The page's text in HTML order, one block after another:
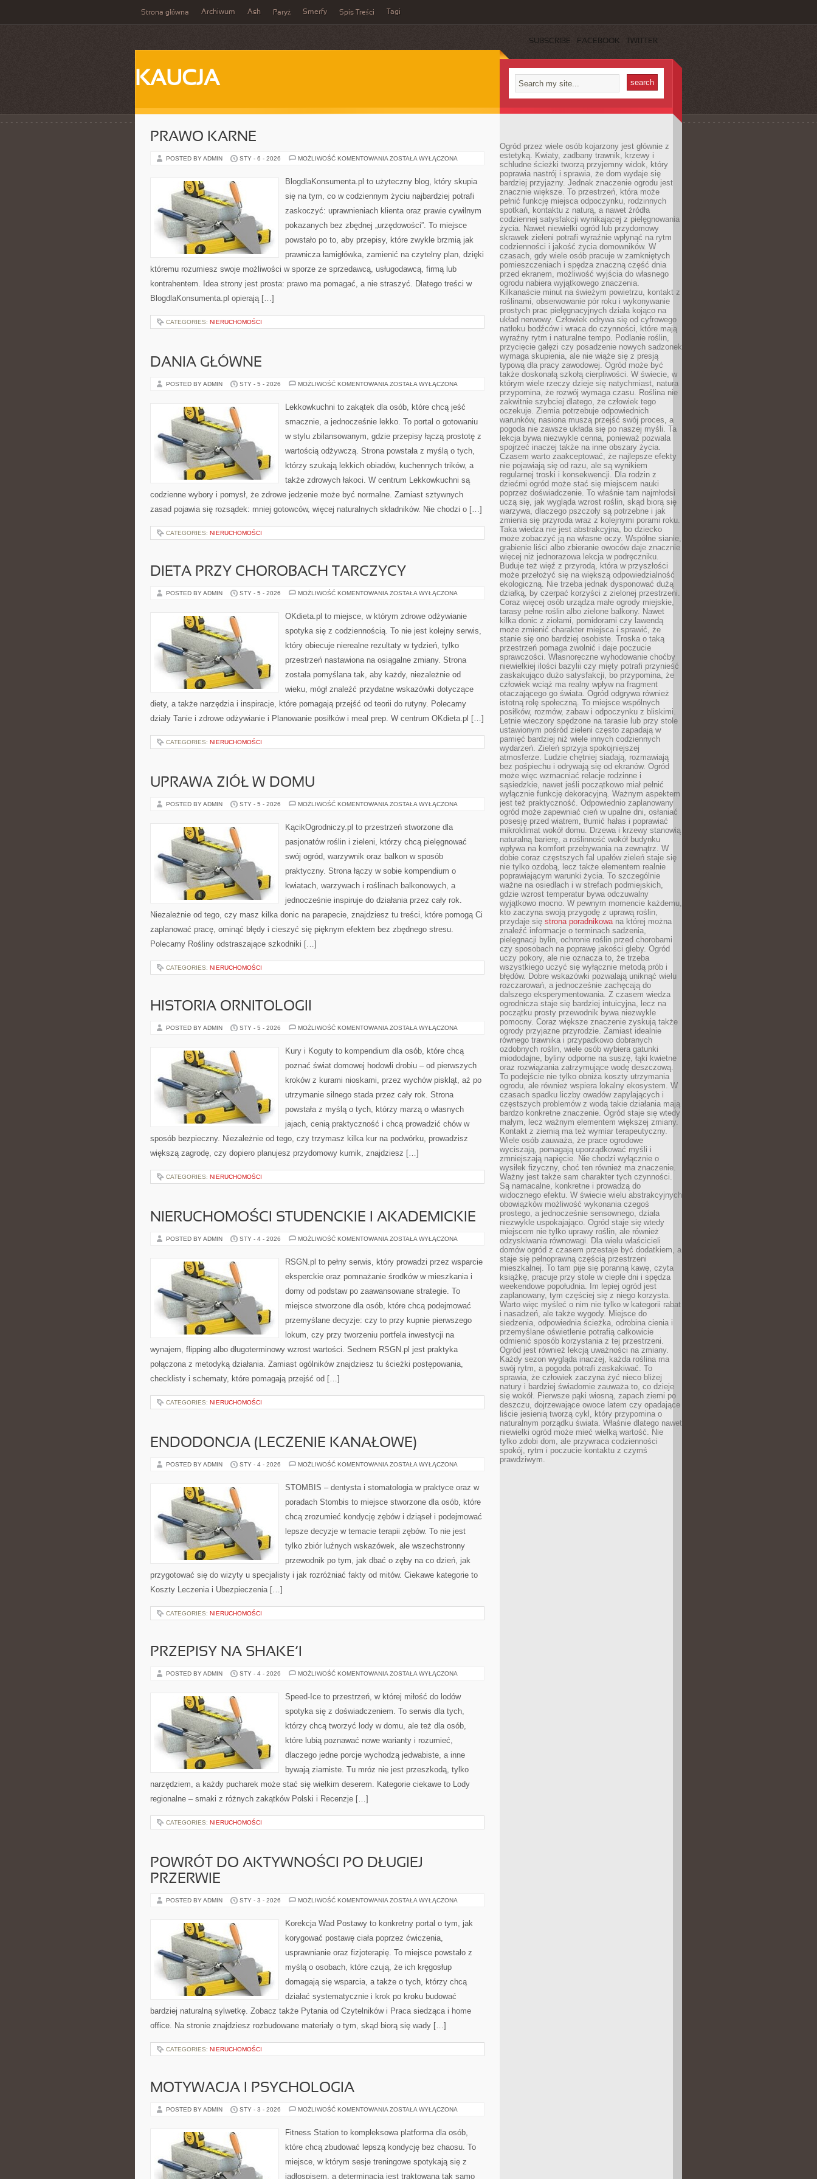
Strona główna Archiwum Ash Paryż Smerfy Spis Treści Tagi
SUBSCRIBE FACEBOOK TWITTER
KAUCJA
PRAWO KARNE
POSTED BY ADMIN STY - 6 - 2026 MOŻLIWOŚĆ KOMENTOWANIA PRAWO
ZOSTAŁA WYŁĄCZONA
BlogdlaKonsumenta.pl to użyteczny blog, który skupia
się na tym, co w codziennym życiu najbardziej potrafi
zaskoczyć: uprawnieniach klienta oraz prawie cywilnym
pokazanych bez zbędnej „urzędowości”. To miejsce
powstało po to, aby przepisy, które zwykle brzmią jak
prawnicza łamigłówka, zamienić na czytelny plan, dzięki
któremu rozumiesz swoje możliwości w sporze ze sprzedawcą, usługodawcą, firmą lub
kontrahentem. Idea strony jest prosta: prawo ma pomagać, a nie straszyć. Dlatego treści w
BlogdlaKonsumenta.pl opierają […]
CATEGORIES: NIERUCHOMOŚCI
DANIA GŁÓWNE
POSTED BY ADMIN STY - 5 - 2026 MOŻLIWOŚĆ KOMENTOWANIA DANIA
ZOSTAŁA WYŁĄCZONA
Lekkowkuchni to zakątek dla osób, które chcą jeść
smacznie, a jednocześnie lekko. To portal o gotowaniu
w stylu zbilansowanym, gdzie przepisy łączą prostotę z
wartością odżywczą. Strona powstała z myślą o tych,
którzy szukają lekkich obiadów, kuchennych trików, a
także zdrowych łakoci. W centrum Lekkowkuchni są
codzienne wybory i pomysł, że zdrowe jedzenie może być normalne. Zamiast sztywnych
zasad pojawia się rozsądek: mniej gotowców, więcej naturalnych składników. Nie chodzi o […]
CATEGORIES: NIERUCHOMOŚCI
DIETA PRZY CHOROBACH TARCZYCY
POSTED BY ADMIN STY - 5 - 2026 MOŻLIWOŚĆ KOMENTOWANIA DIETA
TARCZYCY
ZOSTAŁA WYŁĄCZONA
OKdieta.pl to miejsce, w którym zdrowe odżywianie
spotyka się z codziennością. To nie jest kolejny serwis,
który obiecuje nierealne rezultaty w tydzień, tylko
przestrzeń nastawiona na osiągalne zmiany. Strona
została pomyślana tak, aby każdy, niezależnie od
wieku, mógł znaleźć przydatne wskazówki dotyczące
diety, a także narzędzia i inspiracje, które pomagają przejść od teorii do rutyny. Polecamy
działy Tanie i zdrowe odżywianie i Planowanie posiłków i meal prep. W centrum OKdieta.pl […]
CATEGORIES: NIERUCHOMOŚCI
UPRAWA ZIÓŁ W DOMU
POSTED BY ADMIN STY - 5 - 2026 MOŻLIWOŚĆ KOMENTOWANIA UPRAWA
DOMU
ZOSTAŁA WYŁĄCZONA
KącikOgrodniczy.pl to przestrzeń stworzone dla
pasjonatów roślin i zieleni, którzy chcą pielęgnować
swój ogród, warzywnik oraz balkon w sposób
praktyczny. Strona łączy w sobie kompendium o
kwiatach, warzywach i roślinach balkonowych, a
jednocześnie inspiruje do działania przez cały rok.
Niezależnie od tego, czy masz kilka donic na parapecie, znajdziesz tu treści, które pomogą Ci
zaplanować pracę, ominąć błędy i cieszyć się pięknym efektem bez zbędnego stresu.
Polecamy Rośliny odstraszające szkodniki […]
CATEGORIES: NIERUCHOMOŚCI
HISTORIA ORNITOLOGII
POSTED BY ADMIN STY - 5 - 2026 MOŻLIWOŚĆ KOMENTOWANIA HISTORIA
ZOSTAŁA WYŁĄCZONA
Kury i Koguty to kompendium dla osób, które chcą
poznać świat domowej hodowli drobiu – od pierwszych
kroków z kurami nioskami, przez wychów piskląt, aż po
utrzymanie silnego stada przez cały rok. Strona
powstała z myślą o tych, którzy marzą o własnych
jajach, cenią praktyczność i chcą prowadzić chów w
sposób bezpieczny. Niezależnie od tego, czy trzymasz kilka kur na podwórku, prowadzisz
większą zagrodę, czy dopiero planujesz przydomowy kurnik, znajdziesz […]
CATEGORIES: NIERUCHOMOŚCI
NIERUCHOMOŚCI STUDENCKIE I AKADEMICKIE
POSTED BY ADMIN STY - 4 - 2026 MOŻLIWOŚĆ KOMENTOWANIA NIERUCHOMOŚCI
AKADEMICKIE
ZOSTAŁA WYŁĄCZONA
RSGN.pl to pełny serwis, który prowadzi przez wsparcie
eksperckie oraz pomnażanie środków w mieszkania i
domy od podstaw po zaawansowane strategie. To
miejsce stworzone dla osób, które chcą podejmować
przemyślane decyzje: czy to przy kupnie pierwszego
lokum, czy przy tworzeniu portfela inwestycji na
wynajem, flipping albo długoterminowy wzrost wartości. Sednem RSGN.pl jest praktyka
połączona z metodyką działania. Zamiast ogólników znajdziesz tu ścieżki postępowania,
checklisty i schematy, które pomagają przejść od […]
CATEGORIES: NIERUCHOMOŚCI
ENDODONCJA (LECZENIE KANAŁOWE)
POSTED BY ADMIN STY - 4 - 2026 MOŻLIWOŚĆ KOMENTOWANIA ENDODONCJA
ZOSTAŁA WYŁĄCZONA
STOMBIS – dentysta i stomatologia w praktyce oraz w
poradach Stombis to miejsce stworzone dla osób, które
chcą zrozumieć kondycję zębów i dziąseł i podejmować
lepsze decyzje w temacie terapii zębów. To nie jest
tylko zbiór luźnych wskazówek, ale wszechstronny
przewodnik po tym, jak dbać o zęby na co dzień, jak
przygotować się do wizyty u specjalisty i jak rozróżniać fakty od mitów. Ciekawe kategorie to
Koszty Leczenia i Ubezpieczenia […]
CATEGORIES: NIERUCHOMOŚCI
PRZEPISY NA SHAKE’I
POSTED BY ADMIN STY - 4 - 2026 MOŻLIWOŚĆ KOMENTOWANIA PRZEPISY
ZOSTAŁA WYŁĄCZONA
Speed-Ice to przestrzeń, w której miłość do lodów
spotyka się z doświadczeniem. To serwis dla tych,
którzy chcą tworzyć lody w domu, ale też dla osób,
które lubią poznawać nowe warianty i rozumieć,
dlaczego jedne porcje wychodzą jedwabiste, a inne
bywają ziarniste. Tu mróz nie jest przeszkodą, tylko
narzędziem, a każdy pucharek może stać się wielkim deserem. Kategorie ciekawe to Lody
regionalne – smaki z różnych zakątków Polski i Recenzje […]
CATEGORIES: NIERUCHOMOŚCI
POWRÓT DO AKTYWNOŚCI PO DŁUGIEJ
PRZERWIE
POSTED BY ADMIN STY - 3 - 2026 MOŻLIWOŚĆ KOMENTOWANIA POWRÓT
PO
DŁUGIEJ
ZOSTAŁA WYŁĄCZONA
Korekcja Wad Postawy to konkretny portal o tym, jak
korygować postawę ciała poprzez ćwiczenia,
usprawnianie oraz fizjoterapię. To miejsce powstało z
myślą o osobach, które czują, że ich kręgosłup
domagają się wsparcia, a także o tych, którzy chcą
działać systematycznie i krok po kroku budować
bardziej naturalną sylwetkę. Zobacz także Pytania od Czytelników i Praca siedząca i home
office. Na stronie znajdziesz rozbudowane materiały o tym, skąd biorą się wady […]
CATEGORIES: NIERUCHOMOŚCI
MOTYWACJA I PSYCHOLOGIA
POSTED BY ADMIN STY - 3 - 2026 MOŻLIWOŚĆ KOMENTOWANIA MOTYWACJA
ZOSTAŁA WYŁĄCZONA
Fitness Station to kompleksowa platforma dla osób,
które chcą zbudować lepszą kondycję bez chaosu. To
miejsce, w którym sesje treningowe spotykają się z
jadłospisem, a determinacja jest traktowana tak samo
Ogród przez wiele osób kojarzony jest głównie z
estetyką. Kwiaty, zadbany trawnik, krzewy i
schludne ścieżki tworzą przyjemny widok, który
poprawia nastrój i sprawia, że dom wydaje się
bardziej przyjazny. Jednak znaczenie ogrodu jest
znacznie większe. To przestrzeń, która może
pełnić funkcję miejsca odpoczynku, rodzinnych
spotkań, kontaktu z naturą, a nawet źródła
codziennej satysfakcji wynikającej z pielęgnowania
życia. Nawet niewielki ogród lub przydomowy
skrawek zieleni potrafi wyraźnie wpłynąć na rytm
codzienności i jakość życia domowników. W
czasach, gdy wiele osób pracuje w zamkniętych
pomieszczeniach i spędza znaczną część dnia
przed ekranem, możliwość wyjścia do własnego
ogrodu nabiera wyjątkowego znaczenia.
Kilkanaście minut na świeżym powietrzu, kontakt z
roślinami, obserwowanie pór roku i wykonywanie
prostych prac pielęgnacyjnych działa kojąco na
układ nerwowy. Człowiek odrywa się od cyfrowego
natłoku bodźców i wraca do czynności, które mają
wyraźny rytm i naturalne tempo. Podlanie roślin,
przycięcie gałęzi czy posadzenie nowych sadzonek
wymaga skupienia, ale nie wiąże się z presją
typową dla pracy zawodowej. Ogród może być
także doskonałą szkołą cierpliwości. W świecie, w
którym wiele rzeczy dzieje się natychmiast, natura
przypomina, że rozwój wymaga czasu. Roślina nie
zakwitnie szybciej dlatego, że człowiek tego
oczekuje. Ziemia potrzebuje odpowiednich
warunków, nasiona muszą przejść swój proces, a
pogoda nie zawsze układa się po naszej myśli. Ta
lekcja bywa niezwykle cenna, ponieważ pozwala
spojrzeć inaczej także na inne obszary życia.
Czasem warto zaakceptować, że najlepsze efekty
nie pojawiają się od razu, ale są wynikiem
regularnej troski i konsekwencji. Dla rodzin z
dziećmi ogród może stać się miejscem nauki
poprzez doświadczenie. To właśnie tam najmłodsi
uczą się, jak wygląda wzrost roślin, skąd biorą się
warzywa, dlaczego pszczoły są potrzebne i jak
zmienia się przyroda wraz z kolejnymi porami roku.
Taka wiedza nie jest abstrakcyjna, bo dziecko
może zobaczyć ją na własne oczy. Wspólne sianie,
grabienie liści albo zbieranie owoców daje znacznie
więcej niż jednorazowa lekcja w podręczniku.
Buduje też więź z przyrodą, która w przyszłości
może przełożyć się na większą odpowiedzialność
ekologiczną. Nie trzeba jednak dysponować dużą
działką, by czerpać korzyści z zielonej przestrzeni.
Coraz więcej osób urządza małe ogrody miejskie,
tarasy pełne roślin albo zielone balkony. Nawet
kilka donic z ziołami, pomidorami czy lawendą
może zmienić charakter miejsca i sprawić, że
stanie się ono bardziej osobiste. Troska o taką
przestrzeń pomaga zwolnić i daje poczucie
sprawczości. Własnoręczne wyhodowanie choćby
niewielkiej ilości bazylii czy mięty potrafi przynieść
zaskakująco dużo satysfakcji, bo przypomina, że
człowiek wciąż ma realny wpływ na fragment
otaczającego go świata. Ogród odgrywa również
istotną rolę społeczną. To miejsce wspólnych
posiłków, rozmów, zabaw i odpoczynku z bliskimi.
Letnie wieczory spędzone na tarasie lub przy stole
ustawionym pośród zieleni często zapadają w
pamięć bardziej niż wiele innych codziennych
wydarzeń. Zieleń sprzyja spokojniejszej
atmosferze. Ludzie chętniej siadają, rozmawiają
bez pośpiechu i odrywają się od ekranów. Ogród
może więc wzmacniać relacje rodzinne i
sąsiedzkie, nawet jeśli początkowo miał pełnić
wyłącznie funkcję dekoracyjną. Ważnym aspektem
jest też praktyczność. Odpowiednio zaplanowany
ogród może zapewniać cień w upalne dni, osłaniać
posesję przed wiatrem, tłumić hałas i poprawiać
mikroklimat wokół domu. Drzewa i krzewy stanowią
naturalną barierę, a roślinność wokół budynku
wpływa na komfort przebywania na zewnątrz. W
dobie coraz częstszych fal upałów zieleń staje się
nie tylko ozdobą, lecz także elementem realnie
poprawiającym warunki życia. To szczególnie
ważne na osiedlach i w strefach podmiejskich,
gdzie wzrost temperatur bywa odczuwalny
wyjątkowo mocno. W pewnym momencie każdemu,
kto zaczyna swoją przygodę z uprawą roślin,
przydaje się strona poradnikowana której można
znaleźć informacje o terminach sadzenia,
pielęgnacji bylin, ochronie roślin przed chorobami
czy sposobach na poprawę jakości gleby. Ogród
uczy pokory, ale nie oznacza to, że trzeba
wszystkiego uczyć się wyłącznie metodą prób i
błędów. Dobre wskazówki pozwalają uniknąć wielu
rozczarowań, a jednocześnie zachęcają do
dalszego eksperymentowania. Z czasem wiedza
ogrodnicza staje się bardziej intuicyjna, lecz na
początku prosty przewodnik bywa niezwykle
pomocny. Coraz większe znaczenie zyskują także
ogrody przyjazne przyrodzie. Zamiast idealnie
równego trawnika i przypadkowo dobranych
ozdobnych roślin, wiele osób wybiera gatunki
miododajne, byliny odporne na suszę, łąki kwietne
oraz rozwiązania zatrzymujące wodę deszczową.
To podejście nie tylko obniża koszty utrzymania
ogrodu, ale również wspiera lokalny ekosystem. W
czasach spadku liczby owadów zapylających i
częstszych problemów z wodą takie działania mają
bardzo konkretne znaczenie. Ogród staje się wtedy
małym, lecz ważnym elementem większej zmiany.
Kontakt z ziemią ma też wymiar terapeutyczny.
Wiele osób zauważa, że prace ogrodowe
wyciszają, pomagają uporządkować myśli i
zmniejszają napięcie. Nie chodzi wyłącznie o
wysiłek fizyczny, choć ten również ma znaczenie.
Ważny jest także sam charakter tych czynności.
Są namacalne, konkretne i prowadzą do
widocznego efektu. W świecie wielu abstrakcyjnych
obowiązków możliwość wykonania czegoś
prostego, a jednocześnie sensownego, działa
niezwykle uspokajająco. Ogród staje się wtedy
miejscem nie tylko uprawy roślin, ale również
odzyskiwania równowagi. Dla wielu właścicieli
domów ogród z czasem przestaje być dodatkiem, a
staje się pełnoprawną częścią przestrzeni
mieszkalnej. To tam pije się poranną kawę, czyta
książkę, pracuje przy stole w ciepłe dni i spędza
weekendowe popołudnia. Im lepiej ogród jest
zaplanowany, tym częściej się z niego korzysta.
Warto więc myśleć o nim nie tylko w kategorii rabat
i nasadzeń, ale także wygody. Miejsce do
siedzenia, odpowiednia ścieżka, odrobina cienia i
przemyślane oświetlenie potrafią całkowicie
odmienić sposób korzystania z tej przestrzeni.
Ogród jest również lekcją uważności na zmiany.
Każdy sezon wygląda inaczej, każda roślina ma
swój rytm, a pogoda potrafi zaskakiwać. To
sprawia, że człowiek zaczyna żyć nieco bliżej
natury i bardziej świadomie zauważa to, co dzieje
się wokół. Pierwsze pąki wiosną, zapach ziemi po
deszczu, dojrzewające owoce latem czy opadające
liście jesienią tworzą cykl, który przypomina o
naturalnym porządku świata. Właśnie dlatego nawet
niewielki ogród może mieć wielką wartość. Nie
tylko zdobi dom, ale przywraca codzienności
spokój, rytm i poczucie kontaktu z czymś
prawdziwym.